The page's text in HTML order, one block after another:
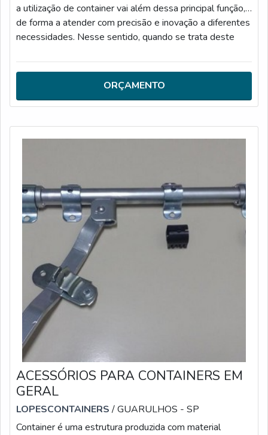
a utilização de container vai além dessa principal função,
de forma a atender com precisão e inovação a diferentes
necessidades. Nesse sentido, quando se trata deste
container.MAIS DETALHES ACERCA DO
PRODUTOContudo, independentemente do fim em que
será utilizado, quando o assunto é
ORÇAMENTO
ACESSÓRIOS PARA CONTAINERS EM
GERAL
LOPESCONTAINERS/ GUARULHOS - SP
Container é uma estrutura produzida com material